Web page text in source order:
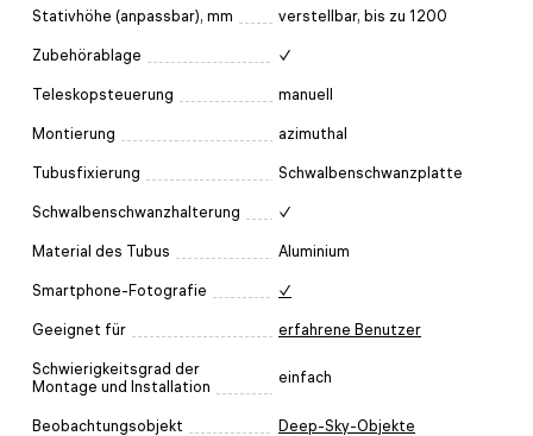
Stativhöhe (anpassbar), mm verstellbar, bis zu 1200
Zubehörablage ✓
Teleskopsteuerung manuell
Montierung azimuthal
Tubusfixierung Schwalbenschwanzplatte
Schwalbenschwanzhalterung ✓
Material des Tubus Aluminium
Smartphone-Fotografie ✓
Geeignet für erfahrene Benutzer
Schwierigkeitsgrad der
Montage und Installation
einfach
Beobachtungsobjekt Deep-Sky-Objekte